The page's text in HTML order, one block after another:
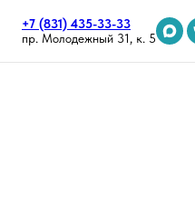
+7 (831) 435-33-33
пр. Молодежный 31, к. 5